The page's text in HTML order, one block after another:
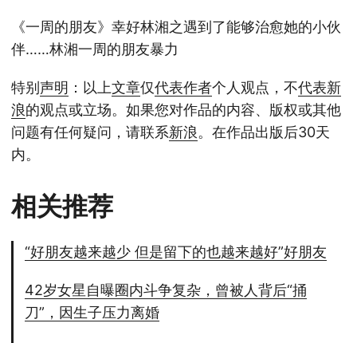
《一周的朋友》幸好林湘之遇到了能够治愈她的小伙
伴……林湘一周的朋友暴力
特别 声明 ：以上文章仅代表作者个人观点，不代表新
浪的观点或立场。如果您对作品的内容、版权或其他
问题有任何疑问，请联系新浪。在作品出版后30天
内。
相关推荐
“好朋友越来越少 但是留下的也越来越好”好朋友
42岁女星自曝圈内斗争复杂，曾被人背后“捅
刀”，因生子压力离婚